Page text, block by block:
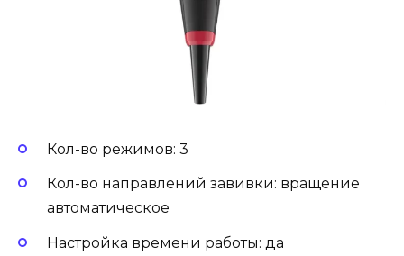
Кол-во режимов: 3
Кол-во направлений завивки: вращение
автоматическое
Настройка времени работы: да